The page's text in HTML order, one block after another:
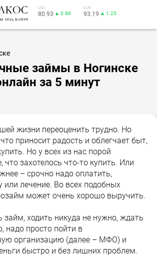
USD
80.93 ▲ 0.86
EUR
93.19 ▲ 1.23
займы в Ногинске
за 5 минут
жизни переоценить трудно. Но
приносит радость и облегчает быт,
Но у всех из нас порой
что захотелось что-то купить. Или
– срочно надо оплатить,
или лечение. Во всех подобных
может очень хорошо выручить.
займ, ходить никуда не нужно, ждать
надо просто пойти в
организацию (далее – МФО) и
быстро и без лишних проблем.